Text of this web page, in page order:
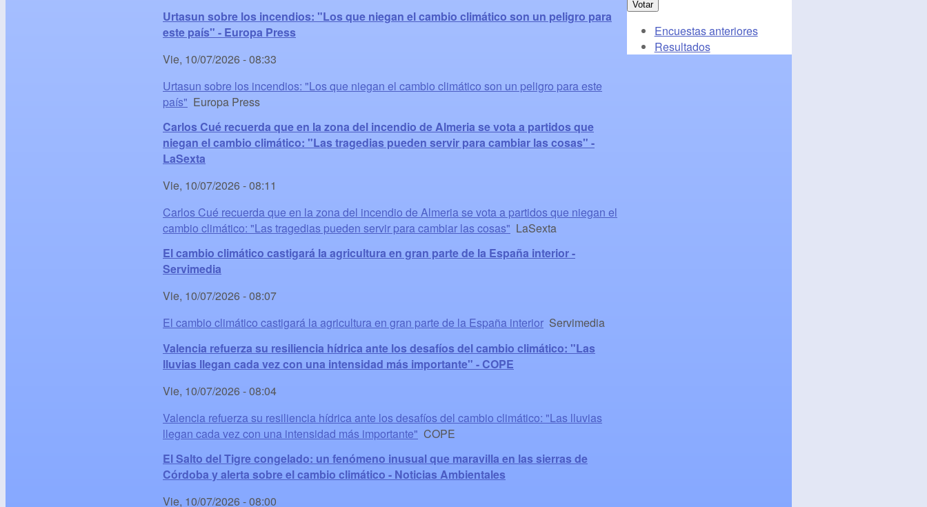
Urtasun sobre los incendios: "Los que niegan el cambio climático son un peligro para
este país" - Europa Press
Vie, 10/07/2026 - 08:33
Urtasun sobre los incendios: "Los que niegan el cambio climático son un peligro para este
país" Europa Press
Carlos Cué recuerda que en la zona del incendio de Almeria se vota a partidos que
niegan el cambio climático: "Las tragedias pueden servir para cambiar las cosas" -
LaSexta
Vie, 10/07/2026 - 08:11
Carlos Cué recuerda que en la zona del incendio de Almeria se vota a partidos que niegan el
cambio climático: "Las tragedias pueden servir para cambiar las cosas" LaSexta
El cambio climático castigará la agricultura en gran parte de la España interior -
Servimedia
Vie, 10/07/2026 - 08:07
El cambio climático castigará la agricultura en gran parte de la España interior Servimedia
Valencia refuerza su resiliencia hídrica ante los desafíos del cambio climático: "Las
lluvias llegan cada vez con una intensidad más importante" - COPE
Vie, 10/07/2026 - 08:04
Valencia refuerza su resiliencia hídrica ante los desafíos del cambio climático: "Las lluvias
llegan cada vez con una intensidad más importante" COPE
El Salto del Tigre congelado: un fenómeno inusual que maravilla en las sierras de
Córdoba y alerta sobre el cambio climático - Noticias Ambientales
Vie, 10/07/2026 - 08:00
Encuestas anteriores
Resultados